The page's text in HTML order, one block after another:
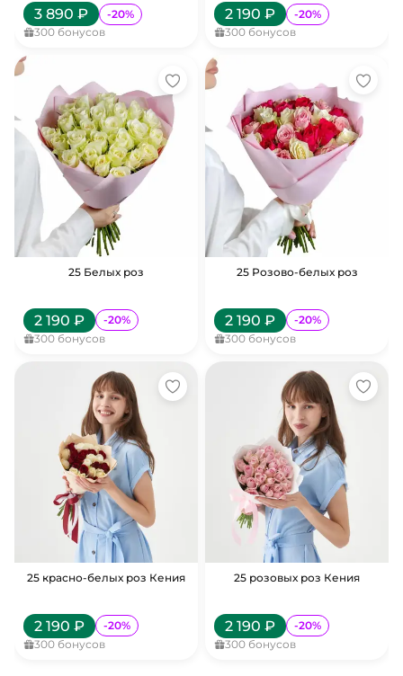
3 890 ₽ -20%
300 бонусов
2 190 ₽ -20%
300 бонусов
25 Белых роз
2 190 ₽ -20%
300 бонусов
25 Розово-белых роз
2 190 ₽ -20%
300 бонусов
25 красно-белых роз Кения
2 190 ₽ -20%
300 бонусов
25 розовых роз Кения
2 190 ₽ -20%
300 бонусов